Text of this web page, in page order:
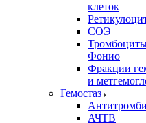
клеток
СОЭ
Фонио
Фракции
и
Гемостаз
АЧТВ